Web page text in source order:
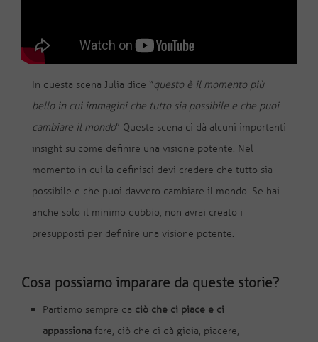
In questa scena Julia dice “questo è il momento più
bello in cui immagini che tutto sia possibile e che puoi
cambiare il mondo” Questa scena ci dà alcuni importanti
insight su come definire una visione potente. Nel
momento in cui la definisci devi credere che tutto sia
possibile e che puoi davvero cambiare il mondo. Se hai
anche solo il minimo dubbio, non avrai creato i
presupposti per definire una visione potente.
Cosa possiamo imparare da queste storie?
Partiamo sempre da ciò che ci piace e ci
appassiona fare, ciò che ci dà gioia, piacere,